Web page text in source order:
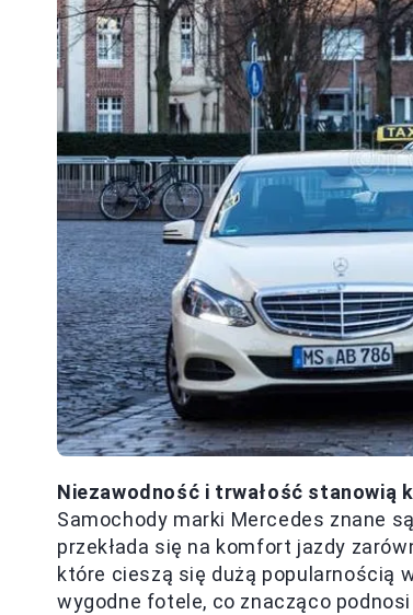
Niezawodność i trwałość stanowią
Samochody marki Mercedes znane
przekłada się na komfort jazdy
które cieszą się dużą popularnością
wygodne fotele, co znacząco